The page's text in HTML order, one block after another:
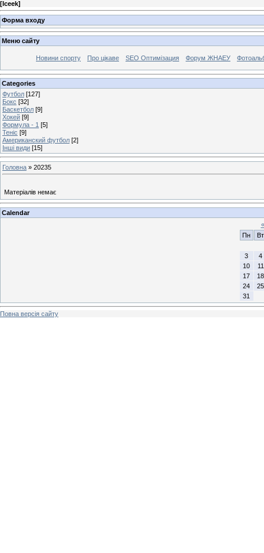
[Iceek]
Форма входу
Меню сайту
Новини спорту Про цікаве SEO Оптимізация Форум ЖНАЕУ
Categories
Футбол [127]
Бокс [32]
Баскетбол [9]
Хокей [9]
Формула - 1 [5]
Теніс [9]
Американский футбол [2]
Інші види [15]
Головна » 20235
Матеріалів немає
Calendar
«
Пн
Вт
3
4
10
11
17
18
24
25
31
Повна версія сайту